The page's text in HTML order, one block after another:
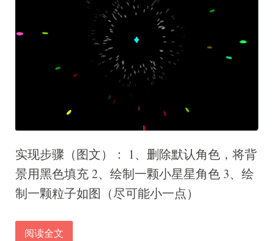
实现步骤（图文）： 1、删除默认角色，将背
景用黑色填充 2、绘制一颗小星星角色 3、绘
制一颗粒子如图（尽可能小一点）
阅读全文